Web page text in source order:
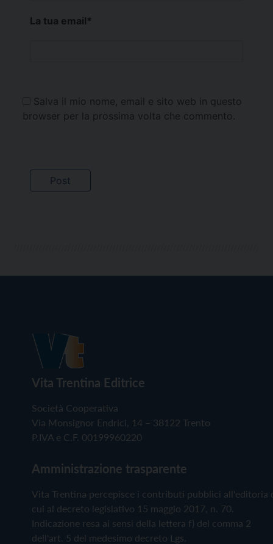
La tua email*
Salva il mio nome, email e sito web in questo
browser per la prossima volta che commento.
Vita Trentina Editrice
Società Cooperativa
Via Monsignor Endrici, 14 – 38122 Trento
P.IVA e C.F. 00199960220
Amministrazione trasparente
Vita Trentina percepisce i contributi pubblici all'editoria
cui al decreto legislativo 15 maggio 2017, n. 70.
Indicazione resa ai sensi della lettera f) del comma 2
dell'art. 5 del medesimo decreto Lgs.